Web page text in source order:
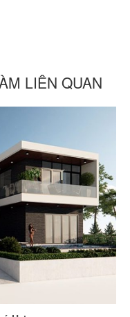
LIÊN QUAN